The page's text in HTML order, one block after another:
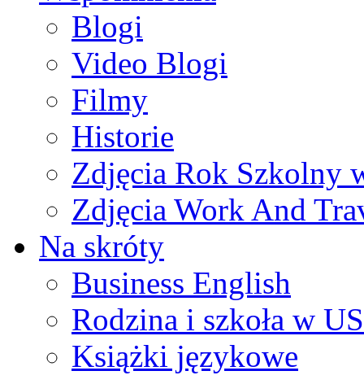
Blogi
Video Blogi
Filmy
Historie
Zdjęcia Rok Szkolny
Zdjęcia Work And
Na skróty
Business English
Rodzina i szkoła w
Książki językowe